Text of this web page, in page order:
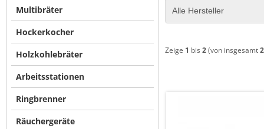
Zeige 1 bis 2(von insgesamt2
Multibräter
Hockerkocher
Holzkohlebräter
Arbeitsstationen
Ringbrenner
Räuchergeräte